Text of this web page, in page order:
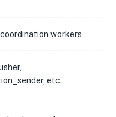
workers
etc.